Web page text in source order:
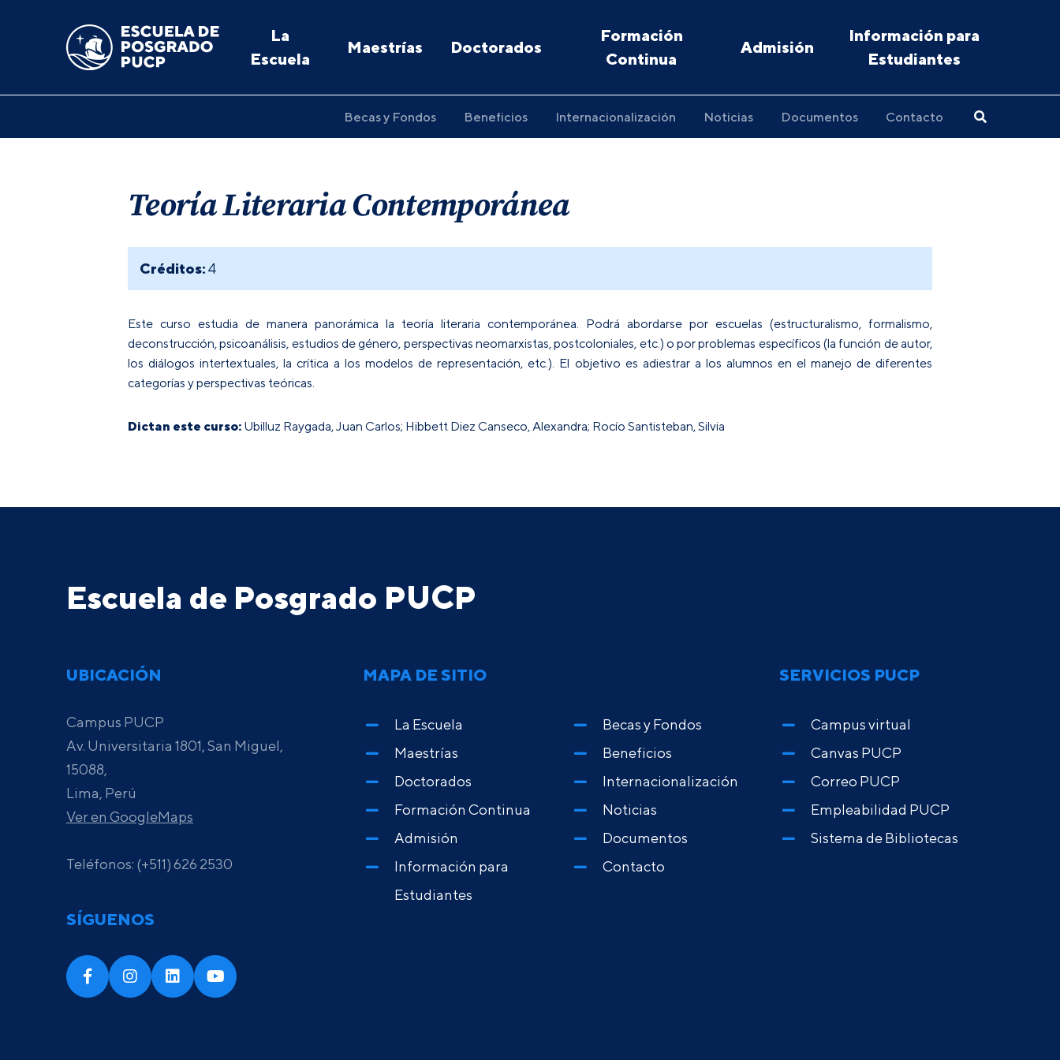
La
Escuela
Maestrías Doctorados
Formación
Continua
Admisión
Información para
Estudiantes
Becas y Fondos Beneficios Internacionalización Noticias Documentos Contacto
Teoría Literaria Contemporánea
Créditos:4
Este curso estudia de manera panorámica la teoría literaria contemporánea. Podrá abordarse por escuelas (estructuralismo, formalismo,
deconstrucción, psicoanálisis, estudios de género, perspectivas neomarxistas, postcoloniales, etc.) o por problemas específicos (la función de autor,
los diálogos intertextuales, la crítica a los modelos de representación, etc.). El objetivo es adiestrar a los alumnos en el manejo de diferentes
categorías y perspectivas teóricas.
Dictan este curso: Ubilluz Raygada, Juan Carlos; Hibbett Diez Canseco, Alexandra; Rocío Santisteban, Silvia
Escuela de Posgrado PUCP
UBICACIÓN
Campus PUCP
Av. Universitaria 1801, San Miguel,
15088,
Lima, Perú
Ver en GoogleMaps
Teléfonos: (+511) 626 2530
SÍGUENOS
MAPA DE SITIO
La Escuela
Maestrías
Doctorados
Formación Continua
Admisión
Información para
Estudiantes
Becas y Fondos
Beneficios
Internacionalización
Noticias
Documentos
Contacto
SERVICIOS PUCP
Campus virtual
Canvas PUCP
Correo PUCP
Empleabilidad PUCP
Sistema de Bibliotecas